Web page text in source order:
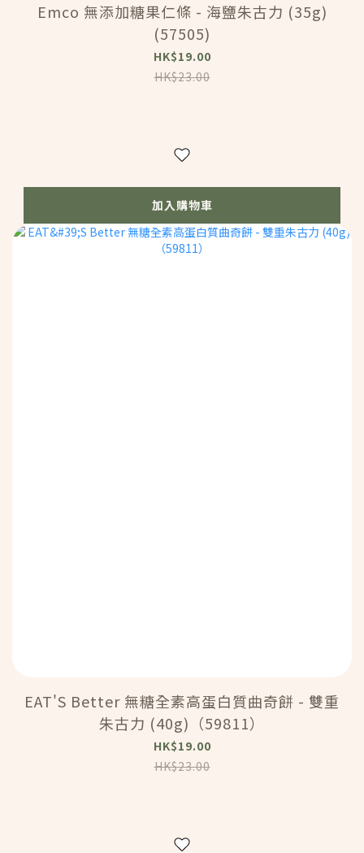
Emco 無添加糖果仁條 - 海鹽朱古力 (35g)
(57505)
HK$19.00
HK$23.00
加入購物車
EAT'S Better 無糖全素高蛋白質曲奇餅 - 雙重
朱古力 (40g)（59811）
HK$19.00
HK$23.00